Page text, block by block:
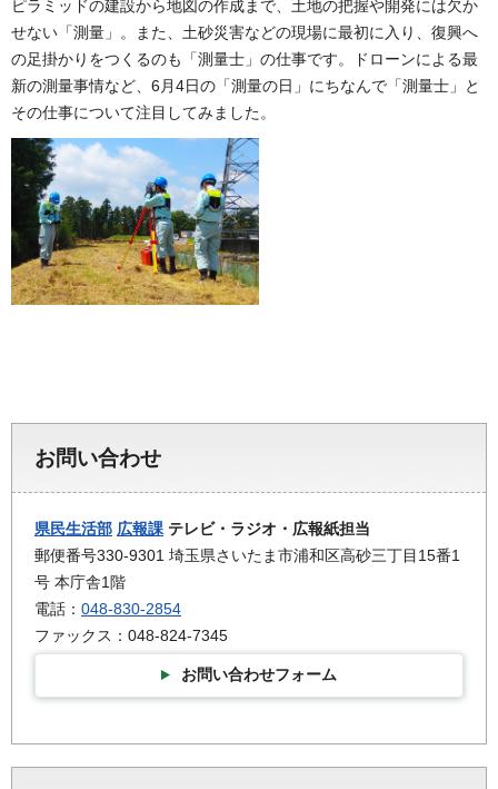
ピラミッドの建設から地図の作成まで、土地の把握や開発には欠か
せない「測量」。また、土砂災害などの現場に最初に入り、復興へ
の足掛かりをつくるのも「測量士」の仕事です。ドローンによる最
新の測量事情など、6月4日の「測量の日」にちなんで「測量士」と
その仕事について注目してみました。
お問い合わせ
県民生活部 広報課 テレビ・ラジオ・広報紙担当
郵便番号330-9301 埼玉県さいたま市浦和区高砂三丁目15番1
号 本庁舎1階
電話： 048-830-2854
ファックス：048-824-7345
お問い合わせフォーム